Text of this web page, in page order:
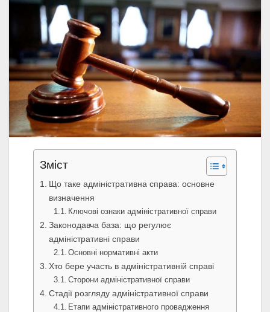
Зміст
Що таке адміністративна справа: основне
визначення
Ключові ознаки адміністративної справи
Законодавча база: що регулює
адміністративні справи
Основні нормативні акти
Хто бере участь в адміністративній справі
Сторони адміністративної справи
Стадії розгляду адміністративної справи
Етапи адміністративного провадження